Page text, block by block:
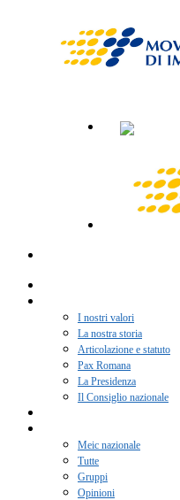
I nostri valori
La nostra storia
Articolazione e statuto
Pax Romana
La Presidenza
Il Consiglio nazionale
Meic nazionale
Tutte
Gruppi
Opinioni